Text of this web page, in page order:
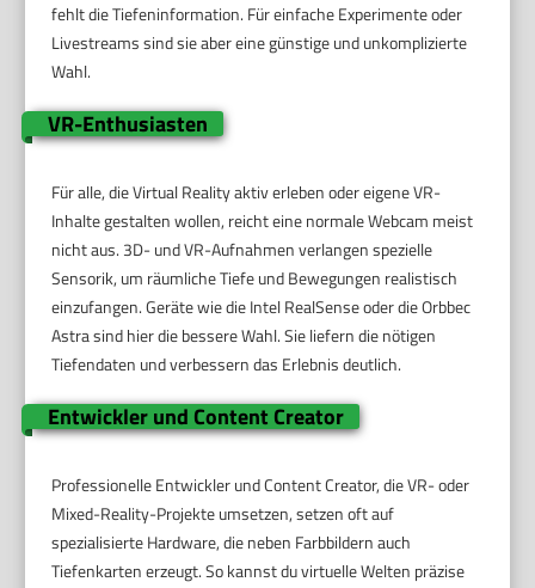
fehlt die Tiefeninformation. Für einfache Experimente oder
Livestreams sind sie aber eine günstige und unkomplizierte
Wahl.
VR-Enthusiasten
Für alle, die Virtual Reality aktiv erleben oder eigene VR-
Inhalte gestalten wollen, reicht eine normale Webcam meist
nicht aus. 3D- und VR-Aufnahmen verlangen spezielle
Sensorik, um räumliche Tiefe und Bewegungen realistisch
einzufangen. Geräte wie die Intel RealSense oder die Orbbec
Astra sind hier die bessere Wahl. Sie liefern die nötigen
Tiefendaten und verbessern das Erlebnis deutlich.
Entwickler und Content Creator
Professionelle Entwickler und Content Creator, die VR- oder
Mixed-Reality-Projekte umsetzen, setzen oft auf
spezialisierte Hardware, die neben Farbbildern auch
Tiefenkarten erzeugt. So kannst du virtuelle Welten präzise